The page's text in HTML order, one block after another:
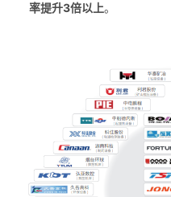
率提升3倍以上。